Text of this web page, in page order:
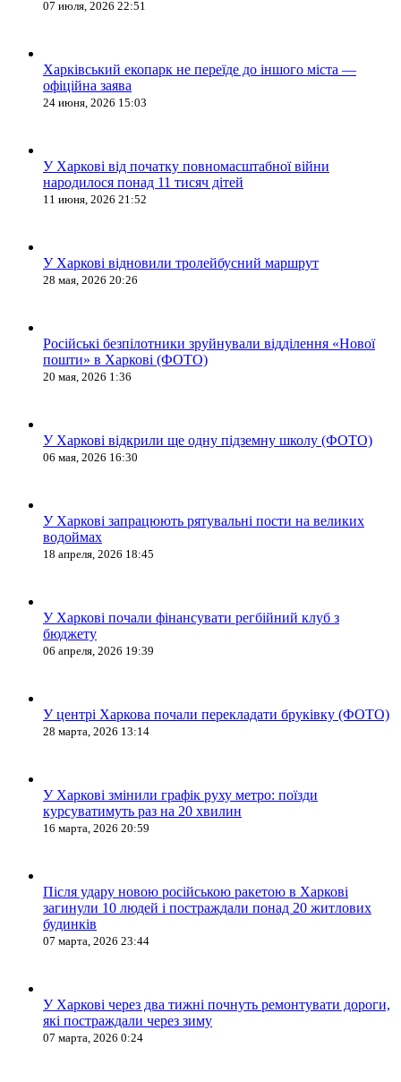
07 июля, 2026 22:51
Харківський екопарк не переїде до іншого міста —
офіційна заява
24 июня, 2026 15:03
У Харкові від початку повномасштабної війни
народилося понад 11 тисяч дітей
11 июня, 2026 21:52
У Харкові відновили тролейбусний маршрут
28 мая, 2026 20:26
Російські безпілотники зруйнували відділення «Нової
пошти» в Харкові (ФОТО)
20 мая, 2026 1:36
У Харкові відкрили ще одну підземну школу (ФОТО)
06 мая, 2026 16:30
У Харкові запрацюють рятувальні пости на великих
водоймах
18 апреля, 2026 18:45
У Харкові почали фінансувати регбійний клуб з
бюджету
06 апреля, 2026 19:39
У центрі Харкова почали перекладати бруківку (ФОТО)
28 марта, 2026 13:14
У Харкові змінили графік руху метро: поїзди
курсуватимуть раз на 20 хвилин
16 марта, 2026 20:59
Після удару новою російською ракетою в Харкові
загинули 10 людей і постраждали понад 20 житлових
будинків
07 марта, 2026 23:44
У Харкові через два тижні почнуть ремонтувати дороги,
які постраждали через зиму
07 марта, 2026 0:24